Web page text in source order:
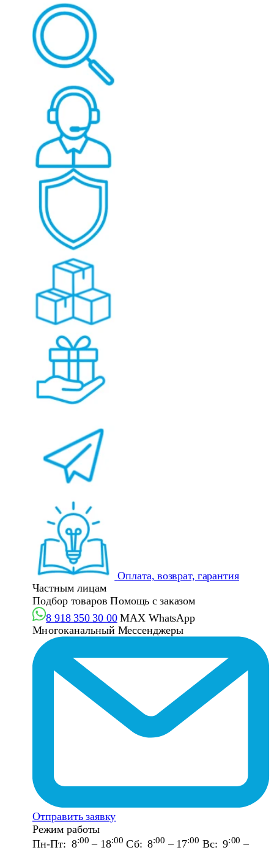
Оплата, возврат, гарантия
Частным лицам
Подбор товаров Помощь с заказом
8 918 350 30 00 MAX WhatsApp
Многоканальный Мессенджеры
Отправить заявку
Режим работы
Пн-Пт: 8:00 – 18:00 Сб: 8:00 – 17:00 Вс: 9:00 –